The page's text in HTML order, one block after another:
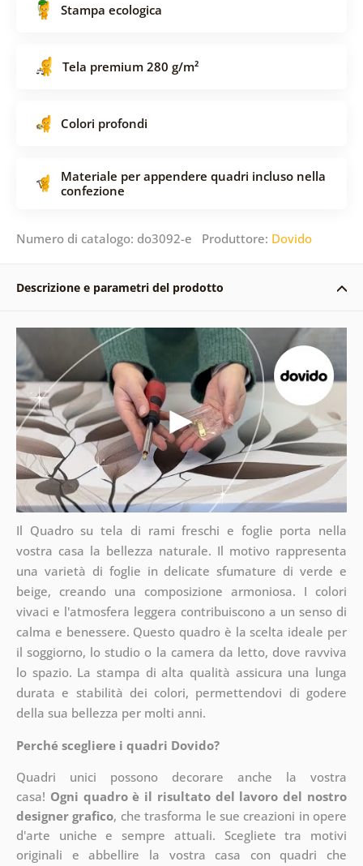
Stampa ecologica
Tela premium 280 g/m²
Colori profondi
Materiale per appendere quadri incluso nella
confezione
Numero di catalogo: do3092-e Produttore: Dovido
Descrizione e parametri del prodotto
Il Quadro su tela di rami freschi e foglie porta nella
vostra casa la bellezza naturale. Il motivo rappresenta
una varietà di foglie in delicate sfumature di verde e
beige, creando una composizione armoniosa. I colori
vivaci e l'atmosfera leggera contribuiscono a un senso di
calma e benessere. Questo quadro è la scelta ideale per
il soggiorno, lo studio o la camera da letto, dove ravviva
lo spazio. La stampa di alta qualità assicura una lunga
durata e stabilità dei colori, permettendovi di godere
della sua bellezza per molti anni.
Perché scegliere i quadri Dovido?
Quadri unici possono decorare anche la vostra
casa! Ogni quadro è il risultato del lavoro del nostro
designer grafico, chetrasforma le sue creazioni in opere
d'arte uniche e sempre attuali. Scegliete tra motivi
originali e abbellire la vostra casa con quadri che